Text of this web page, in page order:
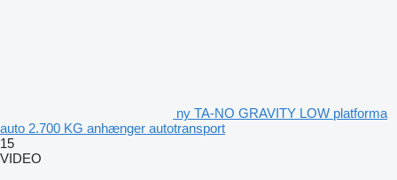
ny TA-NO GRAVITY LOW platforma
auto 2.700 KG anhænger autotransport
15
VIDEO